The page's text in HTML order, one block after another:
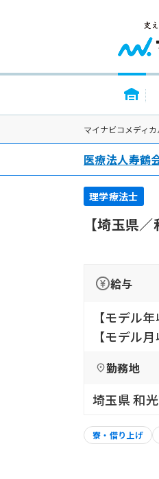
ト
マイナビコメディカ
医療法人寿
理学療法士
【埼玉県
給与
【モデル
【モデル
勤務地
埼玉県 和
寮・借り上げ